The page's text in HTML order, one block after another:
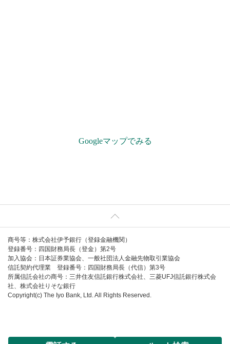
Googleマップでみる
ページ上部へ
商号等：株式会社伊予銀行（登録金融機関）
登録番号：四国財務局長（登金）第2号
加入協会：日本証券業協会、一般社団法人金融先物取引業協会
信託契約代理業
登録番号：四国財務局長（代信）第3号
所属信託会社の商号：三井住友信託銀行株式会社、三菱UFJ信託銀行株式会
社、株式会社りそな銀行
Copyright(c) The Iyo Bank, Ltd. All Rights Reserved.